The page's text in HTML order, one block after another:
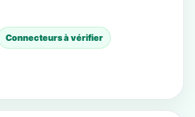
Connecteurs à vérifier